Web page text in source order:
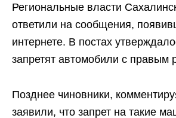
Региональные власти
ответили на сообщения,
интернете. В постах
запретят автомобили с правым
Позднее чиновники,
заявили, что запрет на такие